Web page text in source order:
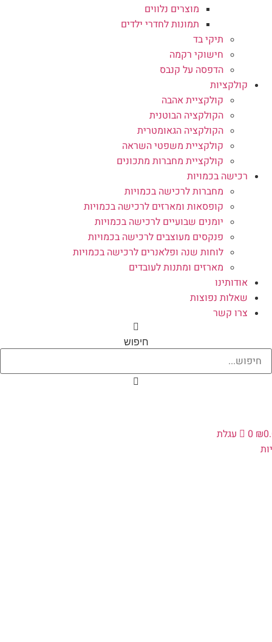
מוצרים נלווים
תמונות לחדרי ילדים
תיקי בד
חישוקי רקמה
הדפסה על קנבס
קולקציות
קולקציית אהבה
הקולקציה הבוטנית
הקולקציה הגאומטרית
קולקציית משפטי השראה
קולקציית מחברות מתכונים
רכישה בכמויות
מחברות לרכישה בכמויות
קופסאות ומארזים לרכישה בכמויות
יומנים שבועיים לרכישה בכמויות
פנקסים מעוצבים לרכישה בכמויות
לוחות שנה ופלאנרים לרכישה בכמויות
מארזים ומתנות לעובדים
אודותינו
שאלות נפוצות
צרו קשר
חיפוש
₪
0
עגלת